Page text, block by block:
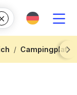
Campingplatz
Next